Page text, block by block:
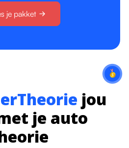
je pakket
jou
je auto